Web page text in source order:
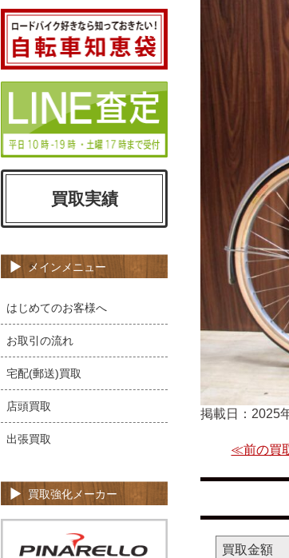
掲載日：2025
≪前の買
買取金額
買取実績
メインメニュー
はじめてのお客様へ
お取引の流れ
宅配(郵送)買取
店頭買取
出張買取
買取強化メーカー